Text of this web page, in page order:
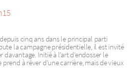
cinq ans dans le principal parti
la campagne présidentielle, il est invité
davantage. Initié à l’art d’endosser le
à rêver d’une carrière, mais de vieux